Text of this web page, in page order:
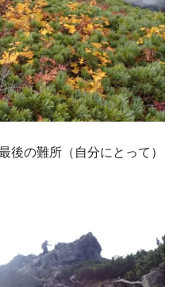
後の難所（自分にとって）